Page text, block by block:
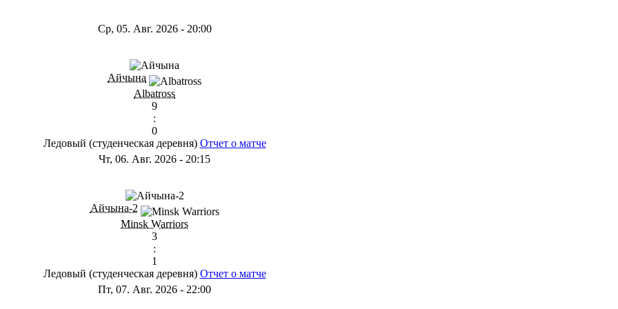
Ср, 05. Авг. 2026- 20:00
Айчына
Albatross
9
:
0
Ледовый (студенческая деревня) Отчет о матче
Чт, 06. Авг. 2026 - 20:15
Айчына-2
Minsk Warriors
3
:
1
Ледовый (студенческая деревня) Отчет о матче
Пт, 07. Авг. 2026 - 22:00